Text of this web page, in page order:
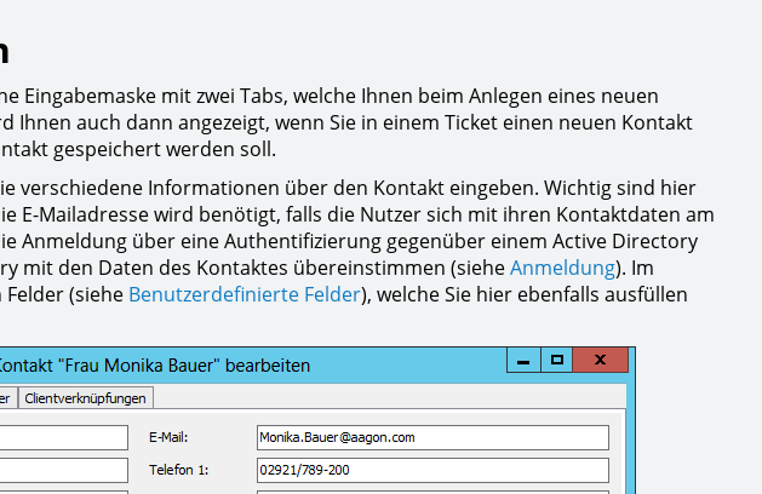
Eingabemaske mit zwei Tabs, welche Ihnen beim Anlegen eines neuen
Ihnen auch dann angezeigt, wenn Sie in einem Ticket einen neuen Kontakt
gespeichert werden soll.
verschiedene Informationen über den Kontakt eingeben. Wichtig sind hier
E-Mailadresse wird benötigt, falls die Nutzer sich mit ihren Kontaktdaten am
Anmeldung über eine Authentifizierung gegenüber einem Active Directory
mit den Daten des Kontaktes übereinstimmen (sieheAnmeldung). Im
(siehe Benutzerdefinierte Felder), welche Sie hier ebenfalls ausfüllen